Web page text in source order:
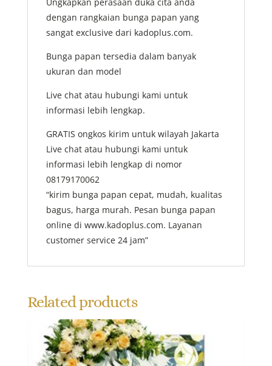
dengan rangkaian bunga papan yang
sangat exclusive dari kadoplus.com.
Bunga papan tersedia dalam banyak
ukuran dan model
Live chat atau hubungi kami untuk
informasi lebih lengkap.
GRATIS ongkos kirim untuk wilayah Jakarta
Live chat atau hubungi kami untuk
informasi lebih lengkap di nomor
08179170062
“kirim bunga papan cepat, mudah, kualitas
bagus, harga murah. Pesan bunga papan
online di www.kadoplus.com. Layanan
customer service 24 jam”
Related products